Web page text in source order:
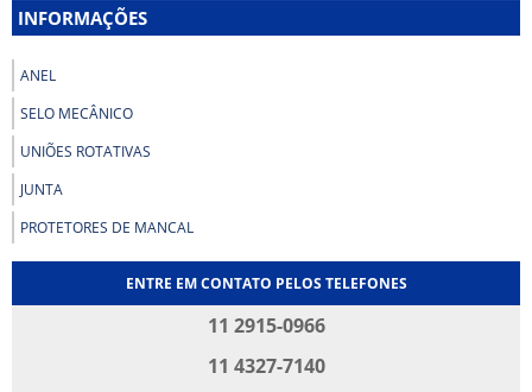
INFORMAÇÕES
ANEL
SELO MECÂNICO
UNIÕES ROTATIVAS
JUNTA
PROTETORES DE MANCAL
ENTRE EM CONTATO PELOS TELEFONES
11 2915-0966
11 4327-7140